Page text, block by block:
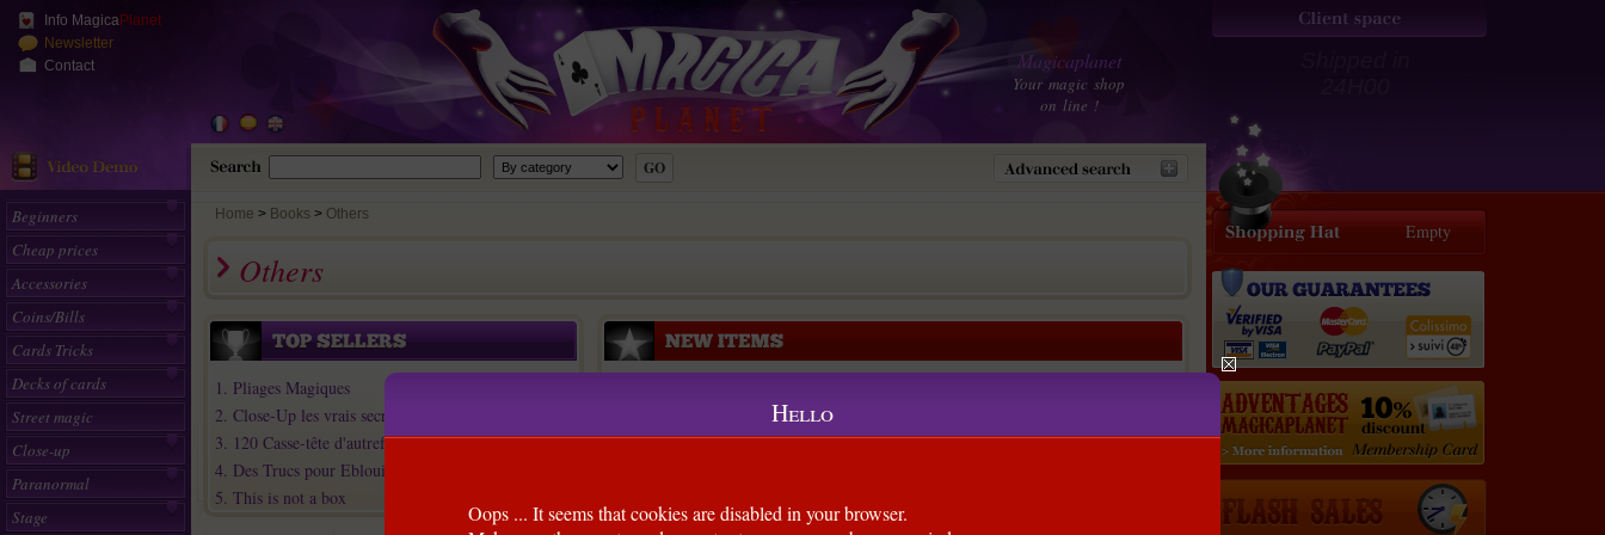
Info MagicaPlanet
Newsletter
Contact
Magicaplanet
Your magic shop
on line !
Beginners
Cheap prices
Accessories
Coins/Bills
Cards Tricks
Decks of cards
Street magic
Close-up
Paranormal
Stage
Home > Books Others
Others
1. Pliages Magiques
2. Close-Up les vrais secrets de la magie
3. 120 Casse-tête d'autrefois inédits
4. Des Trucs pour Eblouir les Nanas (Tome 2)
5. This is not a box
Empty
Hello
Oops ... It seems that cookies are disabled in your browser.